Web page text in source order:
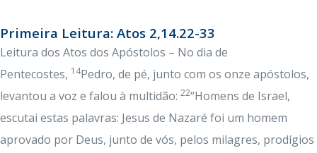
Primeira Leitura: Atos 2,14.22-33
Leitura dos Atos dos Apóstolos – No dia de
Pentecostes, 14Pedro, de pé, junto com os onze apóstolos,
levantou a voz e falou à multidão: 22“Homens de Israel,
escutai estas palavras: Jesus de Nazaré foi um homem
aprovado por Deus, junto de vós, pelos milagres, prodígios